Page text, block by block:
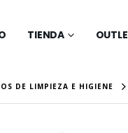
TIENDA
DE LIMPIEZA E HIGIENE